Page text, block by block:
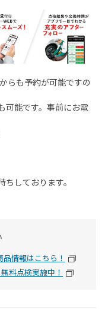
からも予約が可能ですの
可能です。事前にお電
しております。
品情報はこちら！
料点検実施中！